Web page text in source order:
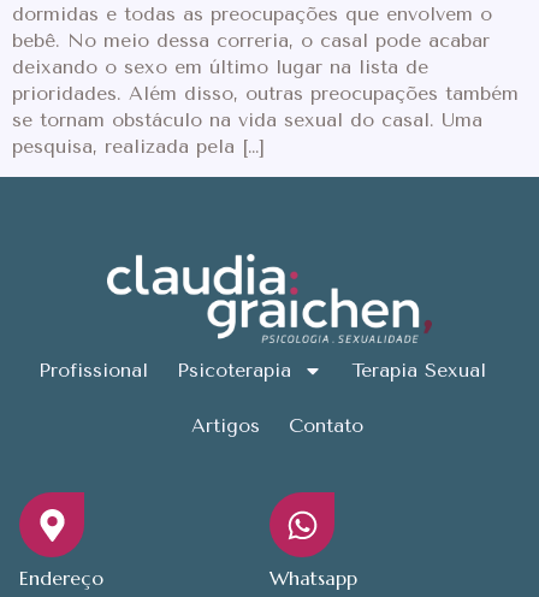
dormidas e todas as preocupações que envolvem o
bebê. No meio dessa correria, o casal pode acabar
deixando o sexo em último lugar na lista de
prioridades. Além disso, outras preocupações também
se tornam obstáculo na vida sexual do casal. Uma
pesquisa, realizada pela […]
Profissional Psicoterapia Terapia Sexual
Artigos Contato
Endereço Whatsapp